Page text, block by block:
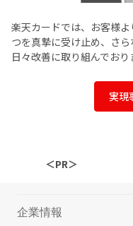
楽天カードでは、お客様
つを真摯に受け止め、さら
日々改善に取り組んでおり
実現
＜PR＞
企業情報